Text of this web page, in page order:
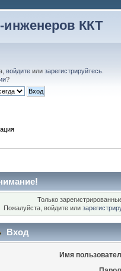
ККТ
войдитеили зарегистрируйтесь.
?
Только
Пожалуйста, войдите или
Вход
Имя